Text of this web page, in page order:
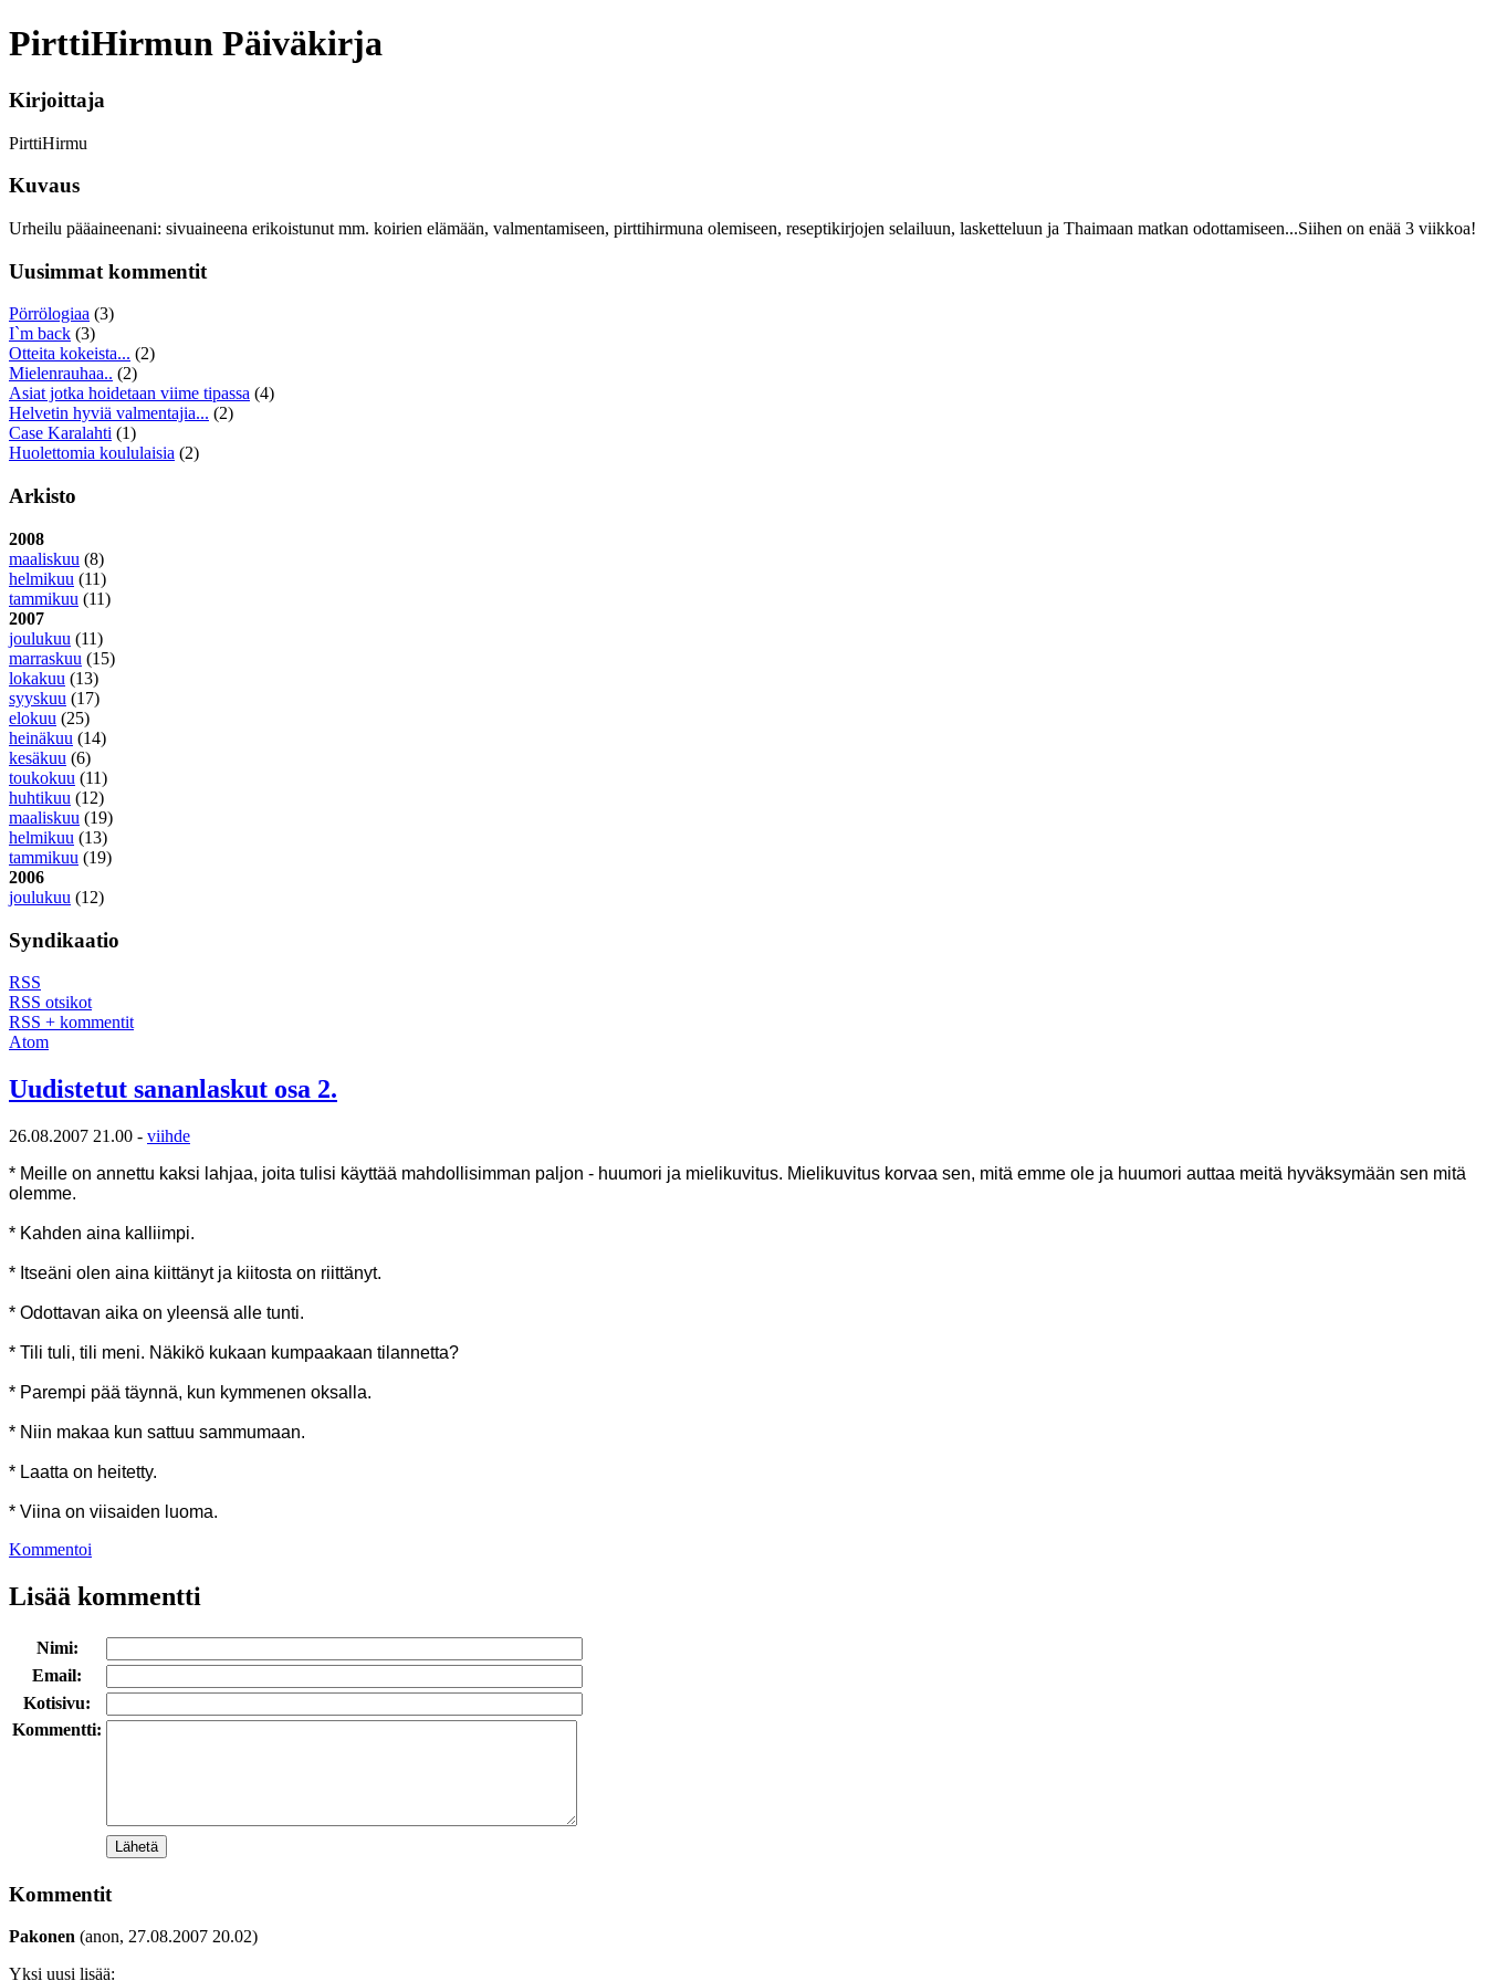
PirttiHirmun Päiväkirja
Kirjoittaja
PirttiHirmu
Kuvaus
Urheilu pääaineenani: sivuaineena erikoistunut mm. koirien elämään, valmentamiseen, pirttihirmuna olemiseen, reseptikirjojen selailuun, lasketteluun ja Thaimaan matkan odottamiseen...Siihen on enää 3 viikkoa!
Uusimmat kommentit
Pörrölogiaa (3)
I`m back (3)
Otteita kokeista... (2)
Mielenrauhaa.. (2)
Asiat jotka hoidetaan viime tipassa (4)
Helvetin hyviä valmentajia... (2)
Case Karalahti (1)
Huolettomia koululaisia (2)
Arkisto
2008
maaliskuu (8)
helmikuu (11)
tammikuu (11)
2007
joulukuu (11)
marraskuu (15)
lokakuu (13)
syyskuu (17)
elokuu (25)
heinäkuu (14)
kesäkuu (6)
toukokuu (11)
huhtikuu (12)
maaliskuu (19)
helmikuu (13)
tammikuu (19)
2006
joulukuu (12)
Syndikaatio
RSS
RSS otsikot
RSS + kommentit
Atom
Uudistetut sananlaskut osa 2.
26.08.2007 21.00 - viihde
* Meille on annettu kaksi lahjaa, joita tulisi käyttää mahdollisimman paljon - huumori ja mielikuvitus. Mielikuvitus korvaa sen, mitä emme ole ja huumori auttaa meitä hyväksymään sen mitä
olemme.
* Kahden aina kalliimpi.
* Itseäni olen aina kiittänyt ja kiitosta on riittänyt.
* Odottavan aika on yleensä alle tunti.
* Tili tuli, tili meni. Näkikö kukaan kumpaakaan tilannetta?
* Parempi pää täynnä, kun kymmenen oksalla.
* Niin makaa kun sattuu sammumaan.
* Laatta on heitetty.
* Viina on viisaiden luoma.
Kommentoi
Lisää kommentti
Nimi:
Email:
Kotisivu:
Kommentti:
Kommentit
Pakonen (anon, 27.08.2007 20.02)
Yksi uusi lisää: